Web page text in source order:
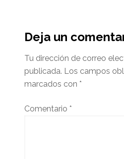
del
lector
Deja un
Tu dirección de correo
publicada. Los campos
marcados con *
Comentario *